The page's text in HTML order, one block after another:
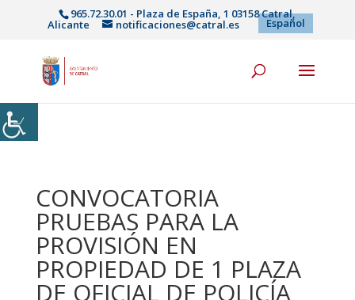
965.72.30.01 - Plaza de España, 1 03158 Catral,
Alicante notificaciones@catral.es Español
CONVOCATORIA
PRUEBAS PARA LA
PROVISIÓN EN
PROPIEDAD DE 1 PLAZA
DE OFICIAL DE POLICÍA